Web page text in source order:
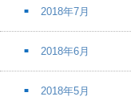
2018年7月
2018年6月
2018年5月